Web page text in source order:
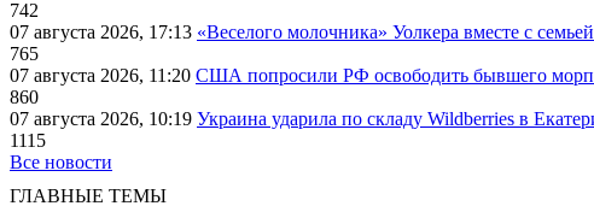
742
07 августа 2026, 17:13 «Веселого молочника» Уолкера вместе с
765
07 августа 2026, 11:20 США попросили РФ освободить бывшего
860
07 августа 2026, 10:19 Украина ударила по складу Wildberries в
1115
Все новости
ГЛАВНЫЕ ТЕМЫ